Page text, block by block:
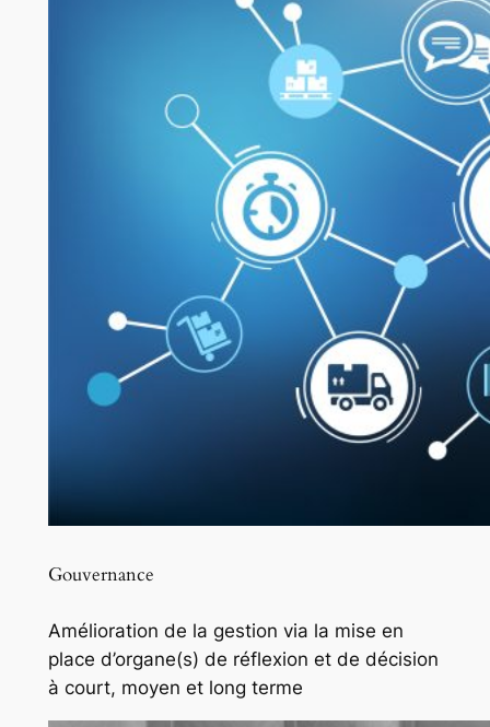
Gouvernance
Amélioration de la gestion via la mise en
place d’organe(s) de réflexion et de décision
à court, moyen et long terme